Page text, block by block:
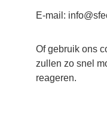
E-mail:
Of gebruik ons
zullen zo snel
reageren.